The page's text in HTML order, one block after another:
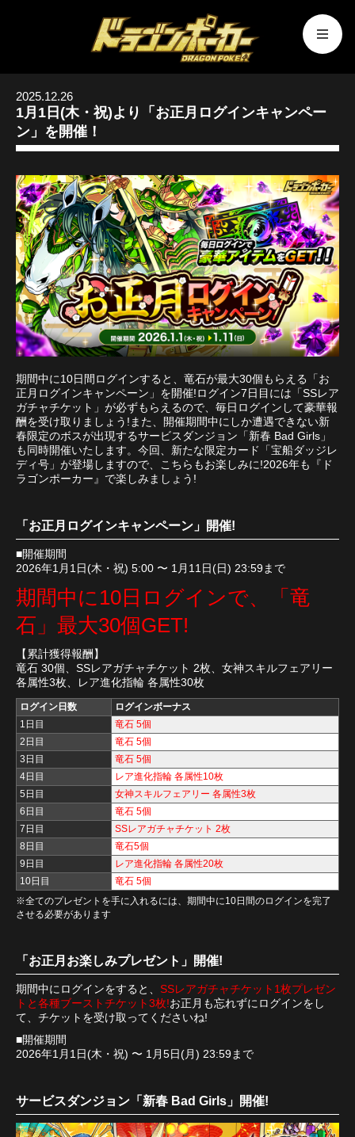
2025.12.26
1月1日(木・祝)より「お正月ログインキャンペー
ン」を開催！
期間中に10日間ログインすると、竜石が最大30個もらえる「お
正月ログインキャンペーン」を開催!ログイン7日目には「SSレア
ガチャチケット」が必ずもらえるので、毎日ログインして豪華報
酬を受け取りましょう!また、開催期間中にしか遭遇できない新
春限定のボスが出現するサービスダンジョン「新春 Bad Girls」
も同時開催いたします。今回、新たな限定カード「宝船ダッジレ
ディ号」が登場しますので、こちらもお楽しみに!2026年も『ド
ラゴンポーカー』で楽しみましょう!
「お正月ログインキャンペーン」開催!
■開催期間
2026年1月1日(木・祝) 5:00 〜 1月11日(日) 23:59まで
期間中に10日ログインで、「竜
石」最大30個GET!
【累計獲得報酬】
竜石 30個、SSレアガチャチケット 2枚、女神スキルフェアリー
各属性3枚、レア進化指輪 各属性30枚
ログイン日数
ログインボーナス
1日目
竜石 5個
2日目
竜石 5個
3日目
竜石 5個
4日目
レア進化指輪 各属性10枚
5日目
女神スキルフェアリー 各属性3枚
6日目
竜石 5個
7日目
SSレアガチャチケット 2枚
8日目
竜石5個
9日目
レア進化指輪 各属性20枚
10日目
竜石 5個
※全てのプレゼントを手に入れるには、期間中に10日間のログインを完了
させる必要があります
「お正月お楽しみプレゼント」開催!
期間中にログインをすると、 SSレアガチャチケット1枚プレゼン
トと各種ブーストチケット3枚!お正月も忘れずにログインをし
て、チケットを受け取ってくださいね!
■開催期間
2026年1月1日(木・祝) 〜 1月5日(月) 23:59まで
サービスダンジョン「新春 Bad Girls」開催!